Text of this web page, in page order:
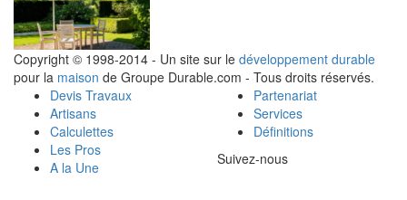
Copyright © 1998-2014 - Un site sur le développement durable
pour la maison de Groupe Durable.com - Tous droits réservés.
Devis Travaux
Artisans
Calculettes
Les Pros
A la Une
Partenariat
Services
Définitions
Suivez-nous